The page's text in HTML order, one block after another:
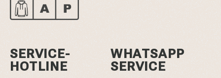
SERVICE-
HOTLINE
WHATSAPP
SERVICE